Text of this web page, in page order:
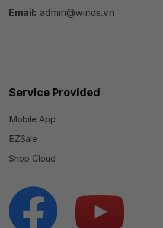
Email: admin@winds.vn
Service Provided
Mobile App
EZSale
Shop Cloud